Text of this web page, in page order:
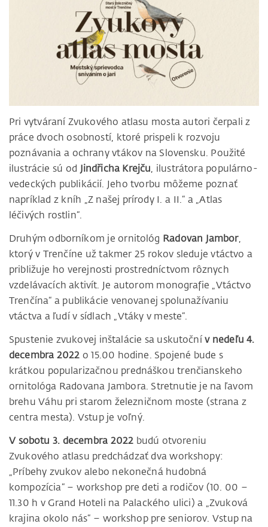
Pri vytváraní Zvukového atlasu mosta autori čerpali z
práce dvoch osobností, ktoré prispeli k rozvoju
poznávania a ochrany vtákov na Slovensku. Použité
ilustrácie sú od Jindřicha Krejču, ilustrátora populárno-
vedeckých publikácií. Jeho tvorbu môžeme poznať
napríklad z kníh „Z našej prírody I. a II.“ a „Atlas
léčivých rostlin“.
Druhým odborníkom je ornitológ Radovan Jambor,
ktorý v Trenčíne už takmer 25 rokov sleduje vtáctvo a
približuje ho verejnosti prostredníctvom rôznych
vzdelávacích aktivít. Je autorom monografie „Vtáctvo
Trenčína“ a publikácie venovanej spolunažívaniu
vtáctva a ľudí v sídlach „Vtáky v meste“.
Spustenie zvukovej inštalácie sa uskutočnív nedeľu 4.
decembra 2022 o 15.00 hodine. Spojené bude s
krátkou popularizačnou prednáškou trenčianskeho
ornitológa Radovana Jambora. Stretnutie je na ľavom
brehu Váhu pri starom železničnom moste (strana z
centra mesta). Vstup je voľný.
V sobotu 3. decembra 2022 budú otvoreniu
Zvukového atlasu predchádzať dva workshopy:
„Príbehy zvukov alebo nekonečná hudobná
kompozícia“ – workshop pre deti a rodičov (10. 00 –
11.30 h v Grand Hoteli na Palackého ulici) a „Zvuková
krajina okolo nás“ – workshop pre seniorov. Vstup na